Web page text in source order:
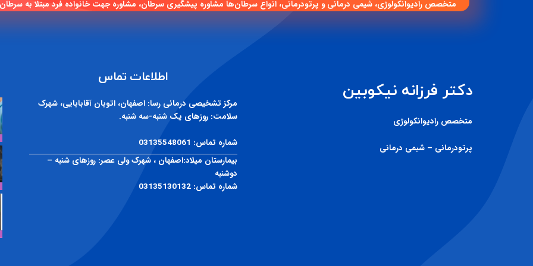
متخصص رادیوانکولوژی، شیمی درمانی و پرتودرمانی، انواع سرطان‌ها مشاوره پیشگیری سرطان، مشاوره جهت خانواده فرد مبتلا به سرطان
دکتر فرزانه نیکوبین
متخصص رادیوانکولوژی
پرتودرمانی – شیمی درمانی
اطلاعات تماس
مرکز تشخیصی درمانی رسا: اصفهان، اتوبان آقابابایی، شهرک
سلامت: روزهای یک شنبه-سه شنبه.
شماره تماس: 03135548061
بیمارستان میلاد:اصفهان ، شهرک ولی عصر: روزهای شنبه –
دوشنبه
شماره تماس: 03135130132